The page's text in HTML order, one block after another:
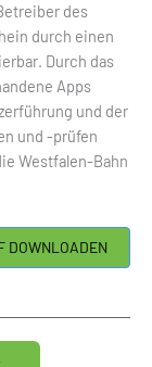
des
durch einen
Durch das
Apps
und der
und -prüfen
Westfalen-Bahn